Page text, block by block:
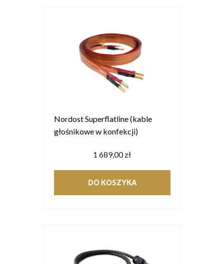
Nordost Superflatline (kable
głośnikowe w konfekcji)
1 689,00 zł
DO KOSZYKA